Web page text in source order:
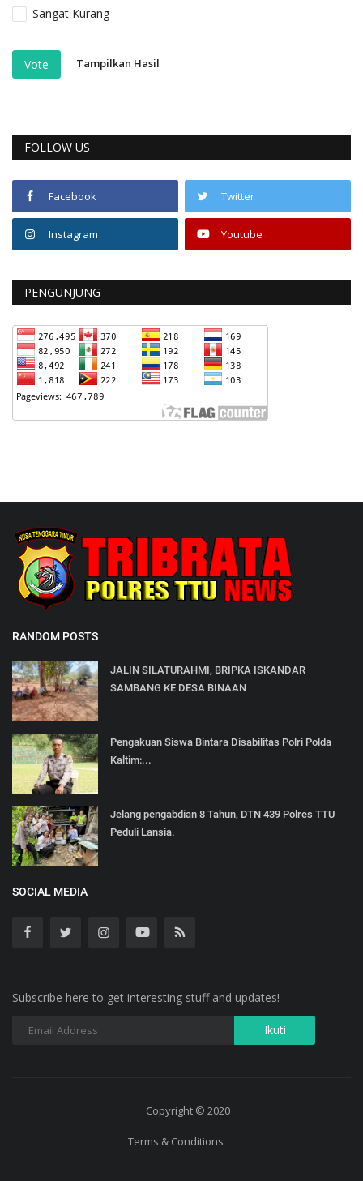
Sangat Kurang
Vote Tampilkan Hasil
FOLLOW US
Facebook Twitter
Instagram Youtube
PENGUNJUNG
RANDOM POSTS
JALIN SILATURAHMI, BRIPKA ISKANDAR
SAMBANG KE DESA BINAAN
Pengakuan Siswa Bintara Disabilitas Polri Polda
Kaltim:...
Jelang pengabdian 8 Tahun, DTN 439 Polres TTU
Peduli Lansia.
SOCIAL MEDIA
Subscribe here to get interesting stuff and updates!
Copyright © 2020
Terms & Conditions